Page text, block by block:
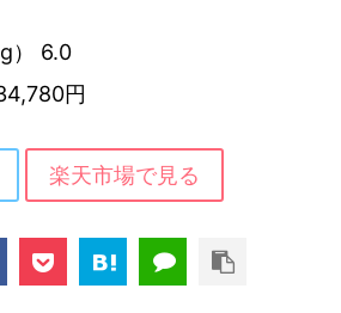
） 6.0
円
楽天市場で見る